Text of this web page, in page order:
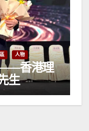
人物
——香港理
生